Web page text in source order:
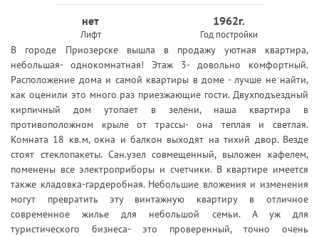
нет
Лифт
1962г.
Год постройки
В городе Приозерске вышла в продажу уютная квартира,
небольшая- однокомнатная! Этаж 3- довольно комфортный.
Расположение дома и самой квартиры в доме - лучше не найти,
как оценили это много раз приезжающие гости. Двухподъездный
кирпичный дом утопает в зелени, наша квартира в
противоположном крыле от трассы- она теплая и светлая.
Комната 18 кв.м, окна и балкон выходят на тихий двор. Везде
стоят стеклопакеты. Сан.узел совмещенный, выложен кафелем,
поменены все электроприборы и счетчики. В квартире имеется
также кладовка-гардеробная. Небольшие вложения и изменения
могут превратить эту винтажную квартиру в отличное
современное жилье для небольшой семьи. А уж для
туристического бизнеса- это проверенный, точно очень